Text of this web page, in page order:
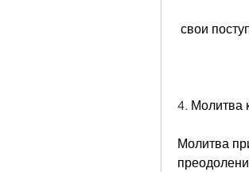
свои
4. Молитва
Молитва